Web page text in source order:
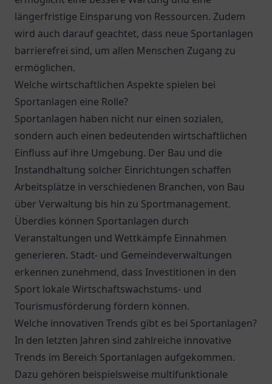
längerfristige Einsparung von Ressourcen. Zudem
wird auch darauf geachtet, dass neue Sportanlagen
barrierefrei sind, um allen Menschen Zugang zu
ermöglichen.
Welche wirtschaftlichen Aspekte spielen bei
Sportanlagen eine Rolle?
Sportanlagen haben nicht nur einen sozialen,
sondern auch einen bedeutenden wirtschaftlichen
Einfluss auf ihre Umgebung. Der Bau und die
Instandhaltung solcher Einrichtungen schaffen
Arbeitsplätze in verschiedenen Branchen, von Bau
über Verwaltung bis hin zu Sportmanagement.
Überdies können Sportanlagen durch
Veranstaltungen und Wettkämpfe Einnahmen
generieren. Stadt- und Gemeindeverwaltungen
erkennen zunehmend, dass Investitionen in den
Sport lokale Wirtschaftswachstums- und
Tourismusförderung fördern können.
Welche innovativen Trends gibt es bei Sportanlagen?
In den letzten Jahren sind zahlreiche innovative
Trends im Bereich Sportanlagen aufgekommen.
Dazu gehören beispielsweise multifunktionale